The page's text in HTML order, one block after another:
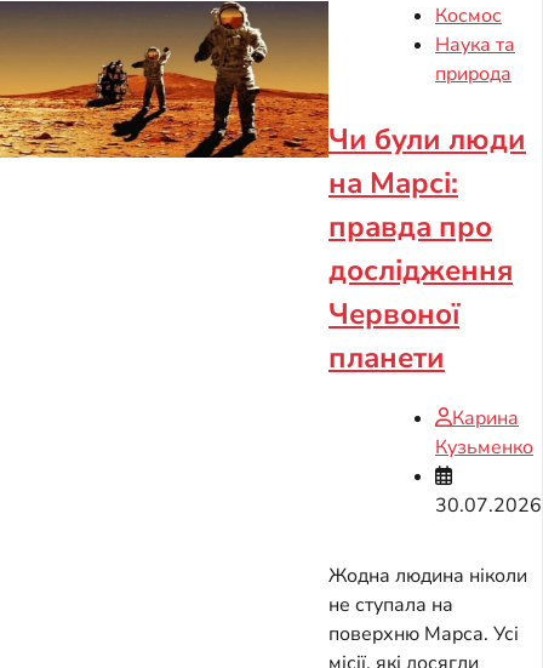
Космос
Наука та
природа
Чи були люди
на Марсі:
правда про
дослідження
Червоної
планети
Карина
Кузьменко
30.07.2026
Жодна людина ніколи
не ступала на
поверхню Марса. Усі